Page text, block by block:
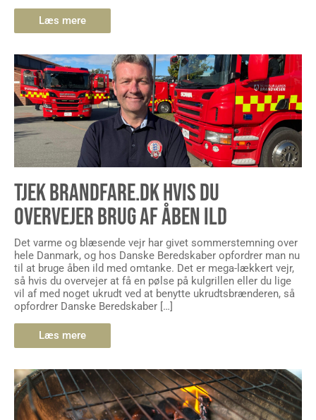
Læs mere
TJEK BRANDFARE.DK HVIS DU
OVERVEJER BRUG AF ÅBEN ILD
Det varme og blæsende vejr har givet sommerstemning over
hele Danmark, og hos Danske Beredskaber opfordrer man nu
til at bruge åben ild med omtanke. Det er mega-lækkert vejr,
så hvis du overvejer at få en pølse på kulgrillen eller du lige
vil af med noget ukrudt ved at benytte ukrudtsbrænderen, så
opfordrer Danske Beredskaber […]
Læs mere